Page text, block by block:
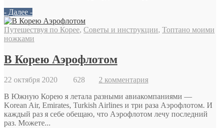
- Далее -
Путешествуя по Корее, Советы и инструкции, Топтано моими
ножками
В Корею Аэрофлотом
22 октября 2020 628 2 комментария
В Южную Корею я летала разными авиакомпаниями —
Korean Air, Emirates, Turkish Airlines и три раза Аэрофлотом. И
каждый раз я себе обещаю, что Аэрофлотом лечу последний
раз. Можете...